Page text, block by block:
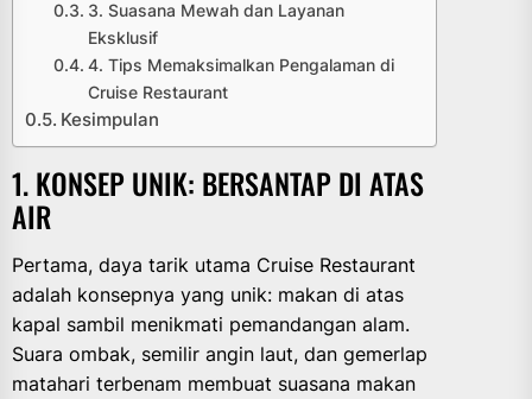
3. Suasana Mewah dan Layanan
Eksklusif
4. Tips Memaksimalkan Pengalaman di
Cruise Restaurant
Kesimpulan
1. KONSEP UNIK: BERSANTAP DI ATAS
AIR
Pertama, daya tarik utama Cruise Restaurant
adalah konsepnya yang unik: makan di atas
kapal sambil menikmati pemandangan alam.
Suara ombak, semilir angin laut, dan gemerlap
matahari terbenam membuat suasana makan